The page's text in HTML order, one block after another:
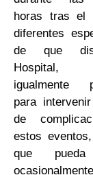
horas tras el
diferentes
de que
igualmente
para
de
estos
que pueda